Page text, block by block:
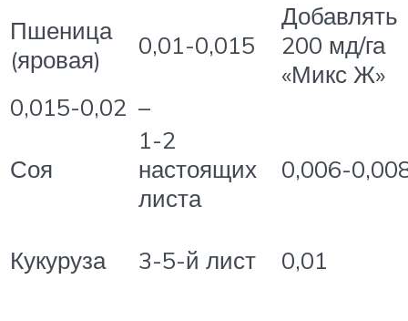
Пшеница
(яровая)
0,01-0,015
Добавлять
200 мд/га
«Микс Ж»
0,015-0,02 –
Соя
1-2
настоящих
листа
0,006-
Кукуруза 3-5-й лист 0,01